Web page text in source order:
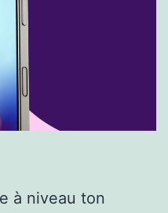
à niveau ton